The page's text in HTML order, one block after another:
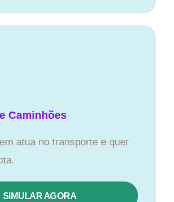
Caminhões
atua no transporte e quer
SIMULAR AGORA